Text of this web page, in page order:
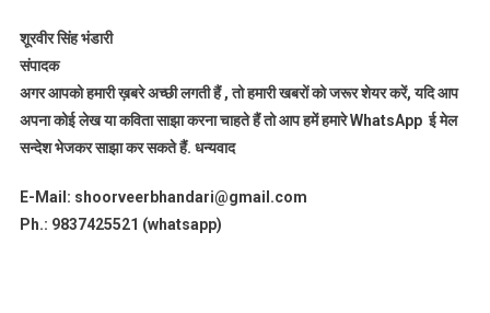
शूरवीर सिंह भंडारी
संपादक
अगर आपको हमारी ख़बरे अच्छी लगती हैं , तो हमारी खबरों को जरूर शेयर करें, यदि आप
अपना कोई लेख या कविता साझा करना चाहते हैं तो आप हमें हमारे WhatsApp ई मेल
सन्देश भेजकर साझा कर सकते हैं. धन्यवाद
E-Mail: shoorveerbhandari@gmail.com
Ph.: 9837425521 (whatsapp)